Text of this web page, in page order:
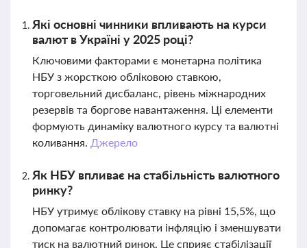
Які основні чинники впливають на курси
валют в Україні у 2025 році?
Ключовими факторами є монетарна політика
НБУ з жорсткою обліковою ставкою,
торговельний дисбаланс, рівень міжнародних
резервів та боргове навантаження. Ці елементи
формують динаміку валютного курсу та валютні
коливання. Джерело
Як НБУ впливає на стабільність валютного
ринку?
НБУ утримує облікову ставку на рівні 15,5%, що
допомагає контролювати інфляцію і зменшувати
тиск на валютний ринок. Це сприяє стабілізації